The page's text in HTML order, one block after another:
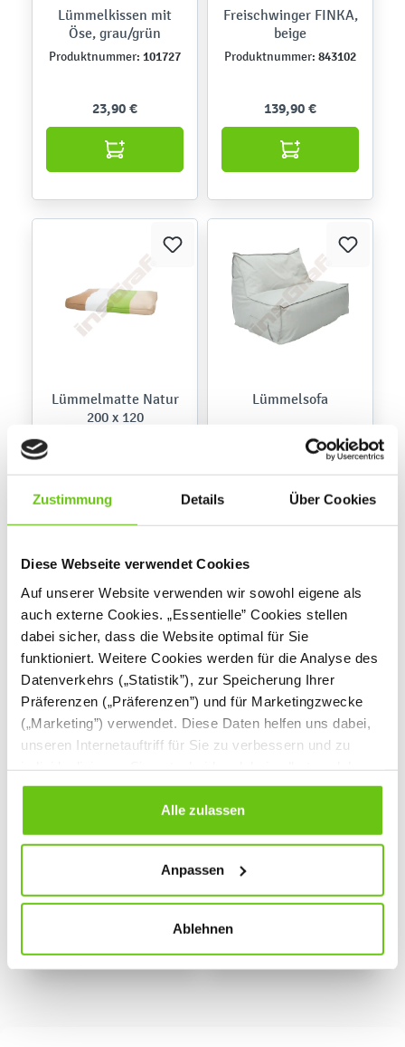
Zustimmung Details Über Cookies
Diese Webseite verwendet Cookies
Auf unserer Website verwenden wir sowohl eigene als
auch externe Cookies. „Essentielle” Cookies stellen
dabei sicher, dass die Website optimal für Sie
funktioniert. Weitere Cookies werden für die Analyse des
Datenverkehrs („Statistik”), zur Speicherung Ihrer
Präferenzen („Präferenzen”) und für Marketingzwecke
(„Marketing”) verwendet. Diese Daten helfen uns dabei,
unseren Internetauftriff für Sie zu verbessern und zu
Cookies Sie erlauben. Verweigern Sie Ihre Zustimmung,
wählen Sie „Alle ablehnen” – in diesem Fall werden nur
Daten verarbeitet, die für den Besuch unserer Website
jederzeit ändern, indem Sie auf die Schaltfläche unten
links klicken. Weitere Informationen zur Datennutzung
Alle zulassen
Anpassen
Ablehnen
Lümmelkissen mit
Öse, grau/grün
Produktnummer: 101727
23,90 €
Freischwinger FINKA,
beige
Produktnummer: 843102
139,90 €
Lümmelmatte Natur
200 x 120
309,90 €
Lümmelsofa
164,90 €
Lümmelmatte Natur
Sessel OTIS